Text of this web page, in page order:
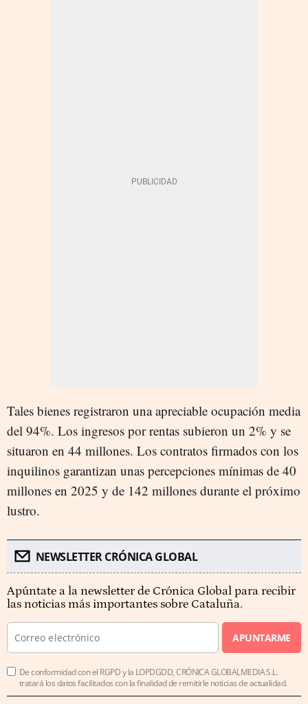
Tales bienes registraron una apreciable ocupación media
del 94%. Los ingresos por rentas subieron un 2% y se
situaron en 44 millones. Los contratos firmados con los
inquilinos garantizan unas percepciones mínimas de 40
millones en 2025 y de 142 millones durante el próximo
lustro.
NEWSLETTER CRÓNICA GLOBAL
Apúntate a la newsletter de Crónica Global para recibir
las noticias más importantes sobre Cataluña.
APUNTARME
De conformidad con el RGPD y la LOPDGDD, CRÓNICA GLOBALMEDIA S.L.
tratará los datos facilitados con la finalidad de remitirle noticias de actualidad.